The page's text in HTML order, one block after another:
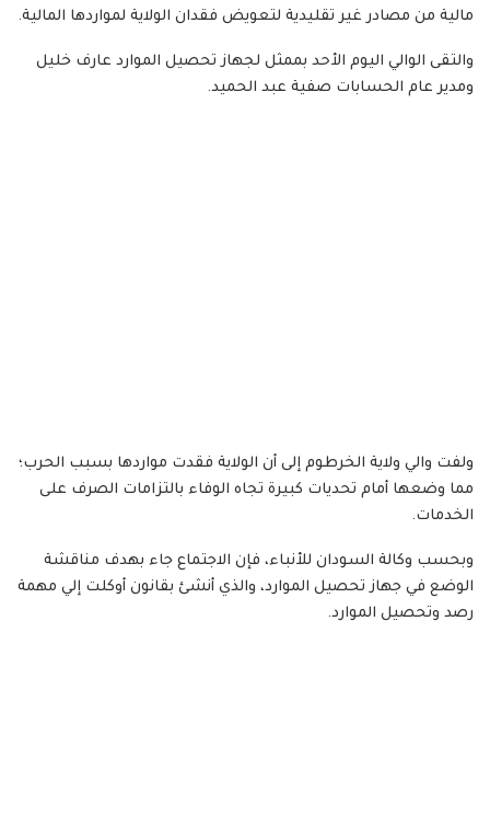
مالية من مصادر غير تقليدية لتعويض فقدان الولاية لمواردها المالية.
والتقى الوالي اليوم الأحد بممثل لجهاز تحصيل الموارد عارف خليل
ومدير عام الحسابات صفية عبد الحميد.
ولفت والي ولاية الخرطوم إلى أن الولاية فقدت مواردها بسبب الحرب؛
مما وضعها أمام تحديات كبيرة تجاه الوفاء بالتزامات الصرف على
الخدمات.
وبحسب وكالة السودان للأنباء، فإن الاجتماع جاء بهدف مناقشة
الوضع في جهاز تحصيل الموارد، والذي أنشئ بقانون أوكلت إلي مهمة
رصد وتحصيل الموارد.